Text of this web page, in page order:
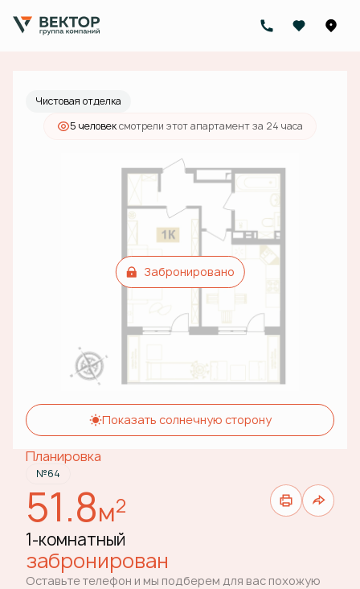
1-комнатный Цена по запросу
Чистовая отделка
5 человексмотрели этот апартамент за 24 часа
Забронировано
Показать солнечную сторону
Планировка
№64
51.8м2
1-комнатный
забронирован
Оставьте телефон и мы подберем для вас похожую